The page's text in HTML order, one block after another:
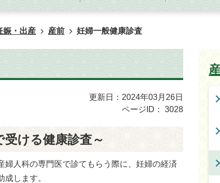
娠・出産 産前 妊婦一般健康診査
更新日：2024年03月26日
ページID：
3028
ける健康診査～
人科の専門医で診てもらう際に、妊婦の経済
します。